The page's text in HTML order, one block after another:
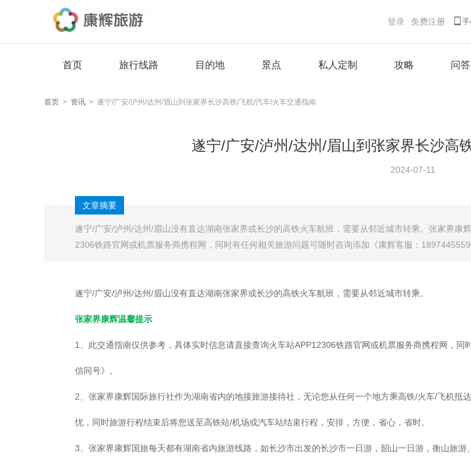
登录 免费注册 手
首页 旅行线路 目的地 景点 私人定制 攻略 问答
首页 > 资讯 > 遂宁/广安/泸州/达州/眉山到张家界长沙高铁/飞机/汽车/火车交通指南
遂宁/广安/泸州/达州/眉山到张家界长沙高
2024-07-11
文章摘要
遂宁/广安/泸州/达州/眉山没有直达湖南张家界或长沙的高铁火车航班，需要从邻近城市转乘。张家界康
2306铁路官网或机票服务商携程网，同时有任何相关旅游问题可随时咨询添加《康辉客服：
遂宁/广安/泸州/达州/眉山没有直达湖南张家界或长沙的高铁火车航班，需要从邻近城市转乘。
张家界康辉温馨提示
1、此交通指南仅供参考，具体实时信息请直接查询火车站APP12306铁路官网或机票服务商携程网，
信同号》。
2、张家界康辉国际旅行社作为湖南省内的地接旅游接待社，无论您从任何一个地方乘高铁/火车/飞机抵
忧，同时旅游行程结束后将您送至高铁站/机场或汽车站结束行程，安排，方便，省心，省时。
3、张家界康辉国旅每天都有湖南省内旅游线路，如长沙市出发的长沙市一日游，韶山一日游，衡山旅